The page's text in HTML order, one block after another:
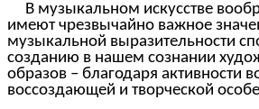
В музыкальном искусстве
имеют чрезвычайно важное
музыкальной выразительности
созданию в нашем сознании
образов – благодаря активности
воссоздающей и творческой